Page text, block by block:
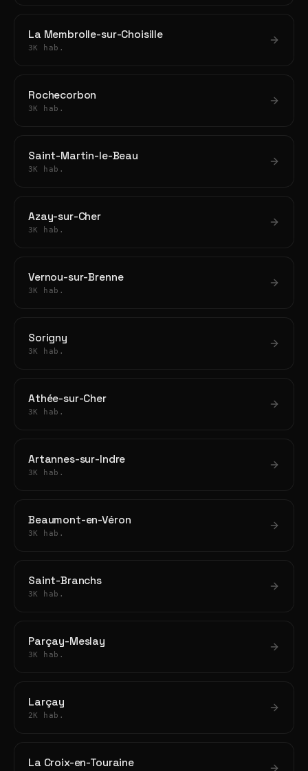
La Membrolle-sur-Choisille
3K hab.
Rochecorbon
3K hab.
Saint-Martin-le-Beau
3K hab.
Azay-sur-Cher
3K hab.
Vernou-sur-Brenne
3K hab.
Sorigny
3K hab.
Athée-sur-Cher
3K hab.
Artannes-sur-Indre
3K hab.
Beaumont-en-Véron
3K hab.
Saint-Branchs
3K hab.
Parçay-Meslay
3K hab.
Larçay
2K hab.
La Croix-en-Touraine